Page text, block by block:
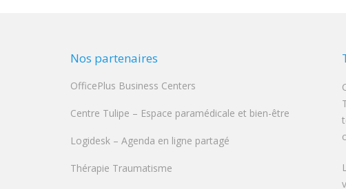
Nos partenaires
OfficePlus Business Centers
Centre Tulipe – Espace paramédicale et bien-être
Logidesk – Agenda en ligne partagé
Thérapie Traumatisme